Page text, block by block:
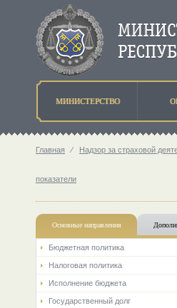
МИНИСТЕРСТВО
Главная ⁄ Надзор за страховой
показатели
Основные направления
Бюджетная политика
Налоговая политика
Исполнение бюджета
Государственный долг